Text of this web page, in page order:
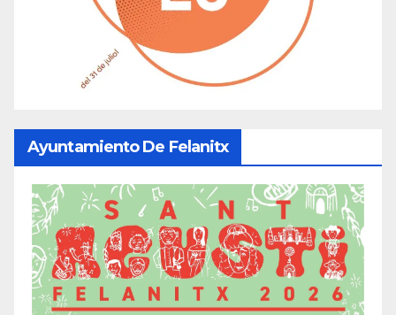
Ayuntamiento De Felanitx